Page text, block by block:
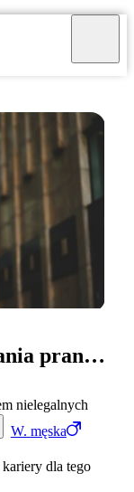
W. męska
Specjalistka przeciwdziałania praniu pieniędzy
nielegalnych
dla tego